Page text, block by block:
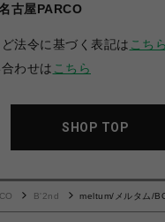
古屋PARCO
法令に基づく表記は こちら
わせは こちら
SHOP TOP
B'2nd
meltum/メルタム/